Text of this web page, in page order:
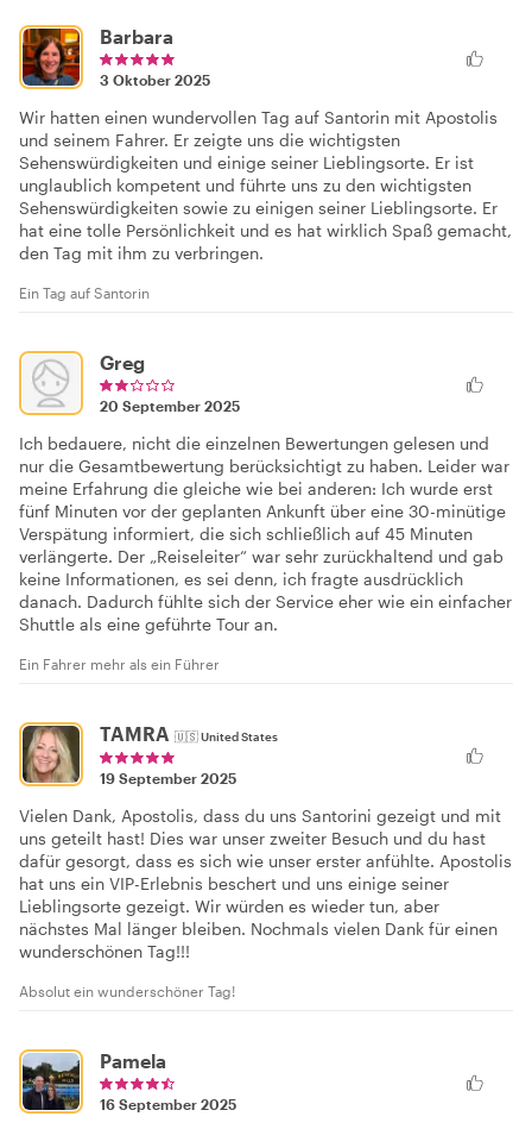
Barbara
3 Oktober 2025
Wir hatten einen wundervollen Tag auf Santorin mit Apostolis
und seinem Fahrer. Er zeigte uns die wichtigsten
Sehenswürdigkeiten und einige seiner Lieblingsorte. Er ist
unglaublich kompetent und führte uns zu den wichtigsten
Sehenswürdigkeiten sowie zu einigen seiner Lieblingsorte. Er
hat eine tolle Persönlichkeit und es hat wirklich Spaß gemacht,
den Tag mit ihm zu verbringen.
Ein Tag auf Santorin
Greg
20 September 2025
Ich bedauere, nicht die einzelnen Bewertungen gelesen und
nur die Gesamtbewertung berücksichtigt zu haben. Leider war
meine Erfahrung die gleiche wie bei anderen: Ich wurde erst
fünf Minuten vor der geplanten Ankunft über eine 30-minütige
Verspätung informiert, die sich schließlich auf 45 Minuten
verlängerte. Der „Reiseleiter“ war sehr zurückhaltend und gab
keine Informationen, es sei denn, ich fragte ausdrücklich
danach. Dadurch fühlte sich der Service eher wie ein einfacher
Shuttle als eine geführte Tour an.
Ein Fahrer mehr als ein Führer
TAMRA 🇺🇸United States
19 September 2025
Vielen Dank, Apostolis, dass du uns Santorini gezeigt und mit
uns geteilt hast! Dies war unser zweiter Besuch und du hast
dafür gesorgt, dass es sich wie unser erster anfühlte. Apostolis
hat uns ein VIP-Erlebnis beschert und uns einige seiner
Lieblingsorte gezeigt. Wir würden es wieder tun, aber
nächstes Mal länger bleiben. Nochmals vielen Dank für einen
wunderschönen Tag!!!
Absolut ein wunderschöner Tag!
Pamela
16 September 2025